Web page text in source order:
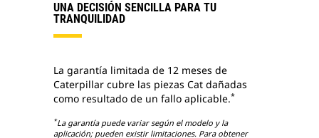
UNA DECISIÓN SENCILLA PARA TU
TRANQUILIDAD
La garantía limitada de 12 meses de
Caterpillar cubre las piezas Cat dañadas
como resultado de un fallo aplicable.*
*La garantía puede variar según el modelo y la
aplicación; pueden existir limitaciones. Para obtener